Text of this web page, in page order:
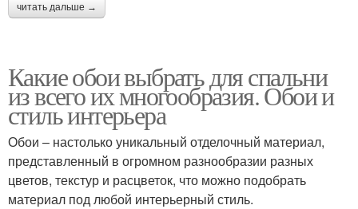
читать дальше →
Какие обои выбрать для спальни
из всего их многообразия. Обои и
стиль интерьера
Обои – настолько уникальный отделочный материал,
представленный в огромном разнообразии разных
цветов, текстур и расцветок, что можно подобрать
материал под любой интерьерный стиль.